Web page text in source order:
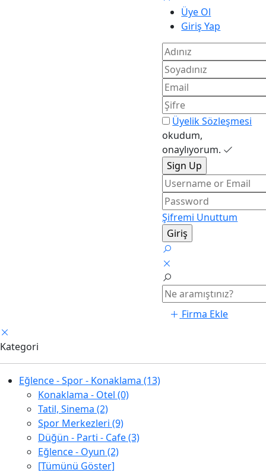
Üye Ol
Giriş Yap
Üyelik Sözleşmesi
okudum,
onaylıyorum.
Şifremi Unuttum
Firma Ekle
Kategori
Eğlence - Spor - Konaklama (13)
Konaklama - Otel (0)
Tatil, Sinema (2)
Spor Merkezleri (9)
Düğün - Parti - Cafe (3)
Eğlence - Oyun (2)
[Tümünü Göster]